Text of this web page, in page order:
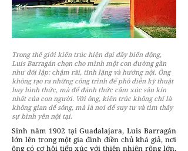
Trong thế giới kiến trúc hiện đại đầy biến động,
Luis Barragán chọn cho mình một con đường gần
như đối lập: chậm rãi, tĩnh lặng và hướng nội. Ông
không tạo ra những công trình để phô diễn kỹ thuật
hay hình thức, mà để đánh thức cảm xúc sâu kín
nhất của con người. Với ông, kiến trúc không chỉ là
không gian để sống, mà là nơi để suy tư và tìm thấy
sự bình yên nội tại.
Sinh năm 1902 tại Guadalajara, Luis Barragán
lớn lên trong một gia đình điền chủ khá giả, nơi
ông có cơ hội tiếp xúc với thiên nhiên rộng lớn,